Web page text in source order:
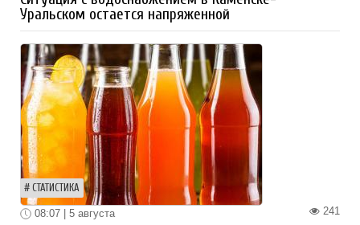
Уральском остается напряженной
СТАТИСТИКА
241
08:07 | 5 августа